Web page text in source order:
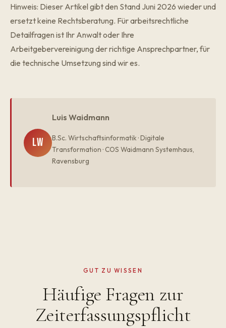
Hinweis: Dieser Artikel gibt den Stand Juni 2026 wieder und
ersetzt keine Rechtsberatung. Für arbeitsrechtliche
Detailfragen ist Ihr Anwalt oder Ihre
Arbeitgebervereinigung der richtige Ansprechpartner, für
die technische Umsetzung sind wir es.
LW
Luis Waidmann
B.Sc. Wirtschaftsinformatik · Digitale
Transformation · COS Waidmann Systemhaus,
Ravensburg
GUT ZU WISSEN
Häufige Fragen zur
Zeiterfassungspflicht